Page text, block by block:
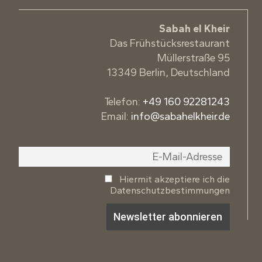
Sabah el Kheir
Das Frühstücksrestaurant
Müllerstraße 95
13349 Berlin, Deutschland
Telefon: +49 160 92281243
Email: info@sabahelkheir.de
Hiermit akzeptiere ich die
Datenschutzbestimmungen